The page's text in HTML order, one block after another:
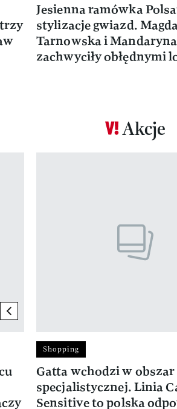
Jesienna ramówka
stylizacje gwiazd.
Tarnowska i Mandaryna
zachwyciły obłędnymi
Akcje
previous element
Shopping
Gatta wchodzi w
specjalistycznej. Linia
Sensitive to polska